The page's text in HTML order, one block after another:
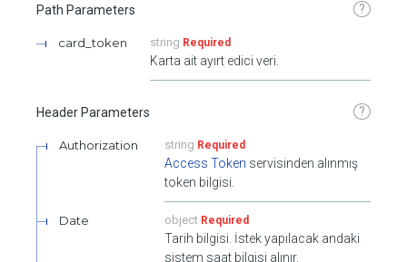
Path Parameters ?
card_token string Required
Karta ait ayırt edici veri.
Header Parameters ?
Authorization string Required
Access Token servisinden alınmış
token bilgisi.
Date object Required
Tarih bilgisi. İstek yapılacak andaki
sistem saat bilgisi alınır.